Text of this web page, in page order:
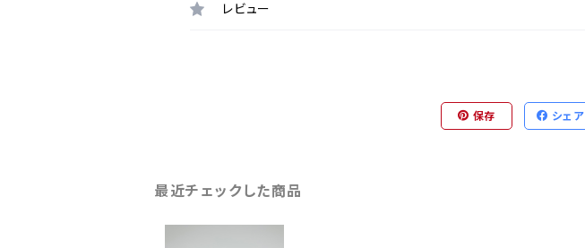
レビュー
保存 シェア
最近チェックした商品